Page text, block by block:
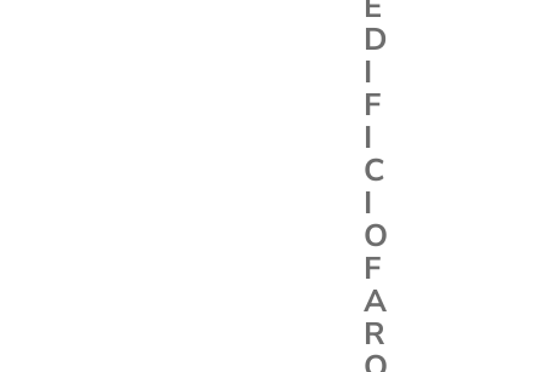
D
I
F
I
C
I
O
F
A
R